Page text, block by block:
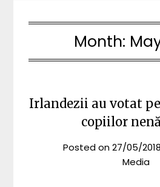
Month:
Irlandezii au votat
copiilor
Posted on27/05/2018
Media